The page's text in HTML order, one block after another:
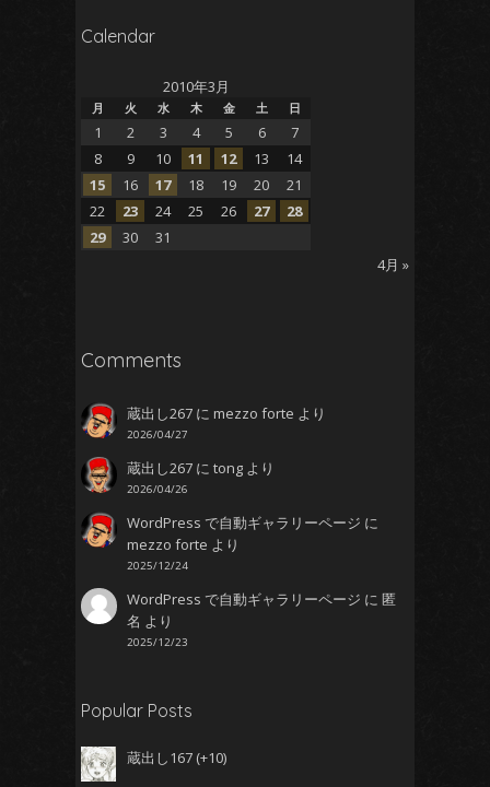
Calendar
2010年3月
月 火 水 木 金 土 日
1 2 3 4 5 6
7
8
9 10 11 12 13
14
15
16 17 18 19 20
21
22
23 24 25 26 27
28
29
30
31
4月 »
Comments
蔵出し267 にmezzo forte より
2026/04/27
蔵出し267 にtong より
2026/04/26
WordPress で自動ギャラリーページ に
mezzo forte より
2025/12/24
WordPress で自動ギャラリーページ に匿
名 より
2025/12/23
Popular Posts
蔵出し167 +10